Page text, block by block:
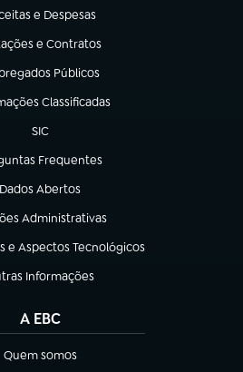
e Despesas
em nova aba)
e Contratos
em nova aba)
Públicos
em nova aba)
Classificadas
nova aba)
SIC
(abre em nova aba)
Frequentes
em nova aba)
Dados Abertos
(abre em nova aba)
Administrativas
em nova aba)
e Aspectos Tecnológicos
aba)
Informações
em nova aba)
A EBC
Quem somos
(abre em nova aba)